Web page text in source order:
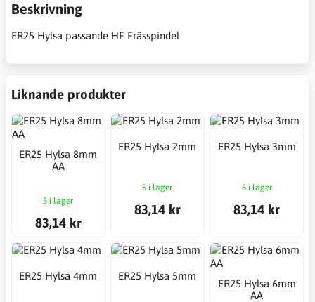
Beskrivning
ER25 Hylsa passande HF Frässpindel
Liknande produkter
ER25 Hylsa 8mm
AA
5 i lager
83,14 kr
ER25 Hylsa 2mm
5 i lager
83,14 kr
ER25 Hylsa 3mm
5 i lager
83,14 kr
ER25 Hylsa 4mm ER25 Hylsa 5mm
ER25 Hylsa 6mm
AA